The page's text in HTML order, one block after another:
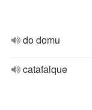
do domu
catafalque